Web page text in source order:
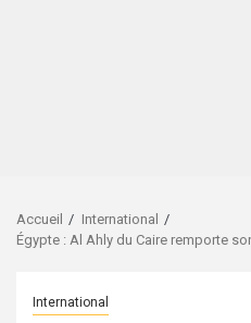
Accueil
International
Égypte : Al Ahly du Caire remporte
International